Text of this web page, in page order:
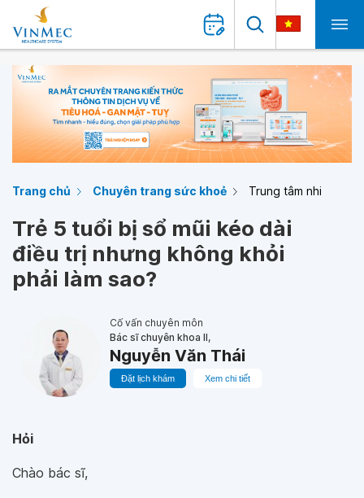
Trang chủ Chuyên trang sức khoẻ Trung tâm nhi
Trẻ 5 tuổi bị sổ mũi kéo dài
điều trị nhưng không khỏi
phải làm sao?
Cố vấn chuyên môn
Bác sĩ chuyên khoa II,
Nguyễn Văn Thái
Đặt lịch khám Xem chi tiết
Hỏi
Chào bác sĩ,